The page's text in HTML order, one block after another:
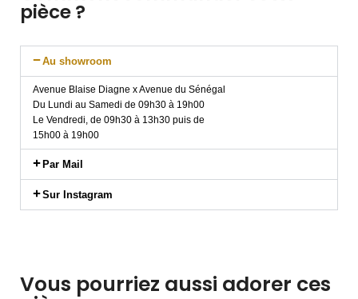
pièce ?
Au showroom
Avenue Blaise Diagne x Avenue du Sénégal
Du Lundi au Samedi de 09h30 à 19h00
Le Vendredi, de 09h30 à 13h30 puis de
15h00 à 19h00
Par Mail
Sur Instagram
Vous pourriez aussi adorer ces